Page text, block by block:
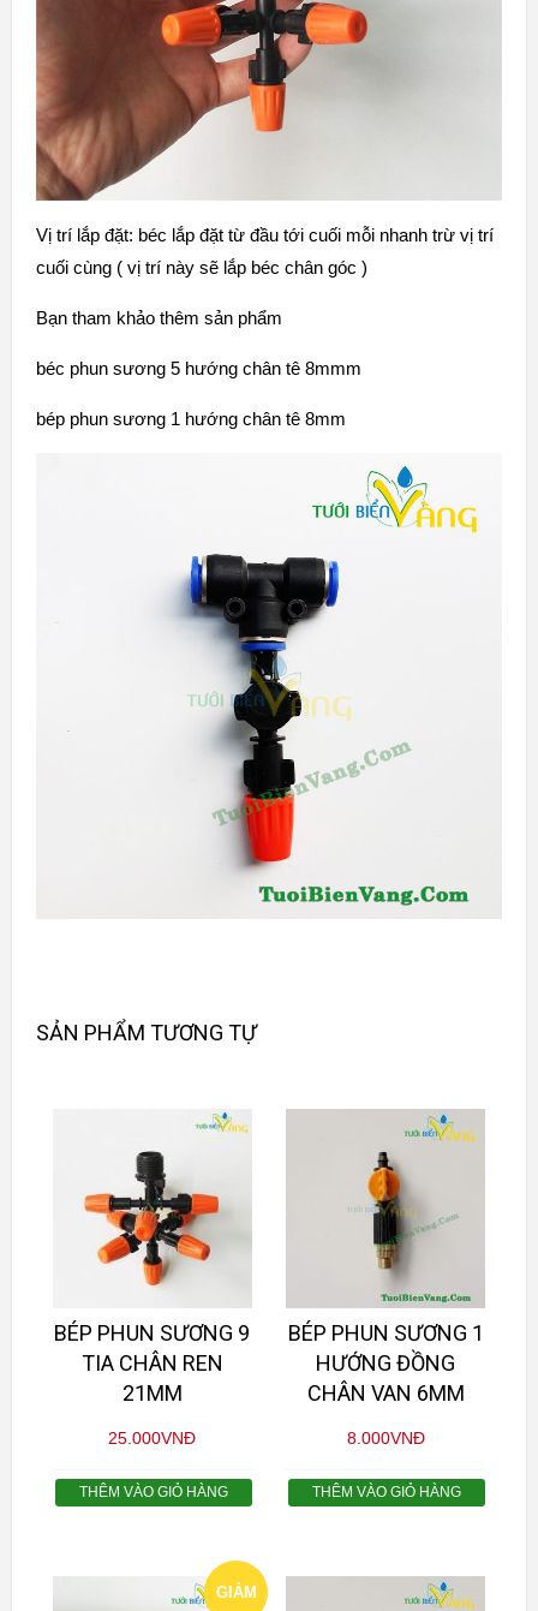
Vị trí lắp đặt: béc lắp đặt từ đầu tới cuối mỗi nhanh trừ vị trí
cuối cùng ( vị trí này sẽ lắp béc chân góc )
Bạn tham khảo thêm sản phẩm
béc phun sương 5 hướng chân tê 8mmm
bép phun sương 1 hướng chân tê 8mm
SẢN PHẨM TƯƠNG TỰ
BÉP PHUN SƯƠNG 9
TIA CHÂN REN
21MM
25.000VNĐ
THÊM VÀO GIỎ HÀNG
BÉP PHUN SƯƠNG 1
HƯỚNG ĐỒNG
CHÂN VAN 6MM
8.000VNĐ
THÊM VÀO GIỎ HÀNG
GIẢM